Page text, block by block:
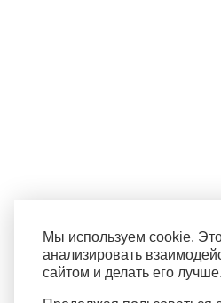
Мы используем cookie.
анализировать
сайтом и делать его лучше.